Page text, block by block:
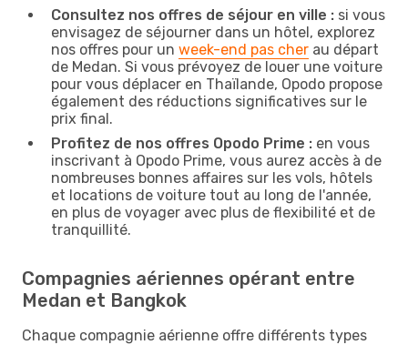
Consultez nos offres de séjour en ville : si vous
envisagez de séjourner dans un hôtel, explorez
nos offres pour un week-end pas cher au départ
de Medan. Si vous prévoyez de louer une voiture
pour vous déplacer en Thaïlande, Opodo propose
également des réductions significatives sur le
prix final.
Profitez de nos offres Opodo Prime : en vous
inscrivant à Opodo Prime, vous aurez accès à de
nombreuses bonnes affaires sur les vols, hôtels
et locations de voiture tout au long de l'année,
en plus de voyager avec plus de flexibilité et de
tranquillité.
Compagnies aériennes opérant entre
Medan et Bangkok
Chaque compagnie aérienne offre différents types